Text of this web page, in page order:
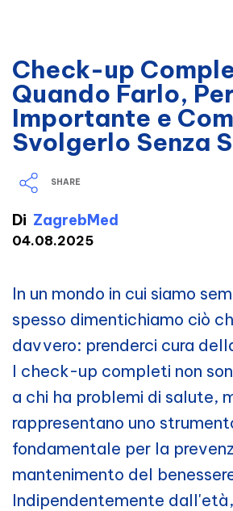
Check-up
Quando Farlo,
Importante e
Svolgerlo Senza
SHARE
Di ZagrebMed
04.08.2025
In un mondo in cui siamo
spesso dimentichiamo ciò
davvero: prenderci cura
I check-up completi non
a chi ha problemi di salute,
rappresentano uno
fondamentale per la
mantenimento del
Indipendentemente